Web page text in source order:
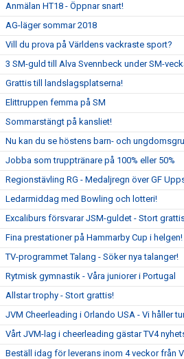
Anmälan HT18 - Öppnar snart!
AG-läger sommar 2018
Vill du prova på Världens vackraste sport?
3 SM-guld till Alva Svennbeck under SM-
Grattis till landslagsplatserna!
Elittruppen femma på SM
Sommarstängt på kansliet!
Nu kan du se höstens barn- och
Jobba som trupptränare på 100% eller 50%
Regionstävling RG - Medaljregn över GF
Ledarmiddag med Bowling och lotteri!
Excaliburs försvarar JSM-guldet - Stort
Fina prestationer på Hammarby Cup i helgen!
TV-programmet Talang - Söker nya talanger!
Rytmisk gymnastik - Våra juniorer i Portugal
Allstar trophy - Stort grattis!
JVM Cheerleading i Orlando USA - Vi håller
Vårt JVM-lag i cheerleading gästar TV4
Beställ idag för leverans inom 4 veckor från